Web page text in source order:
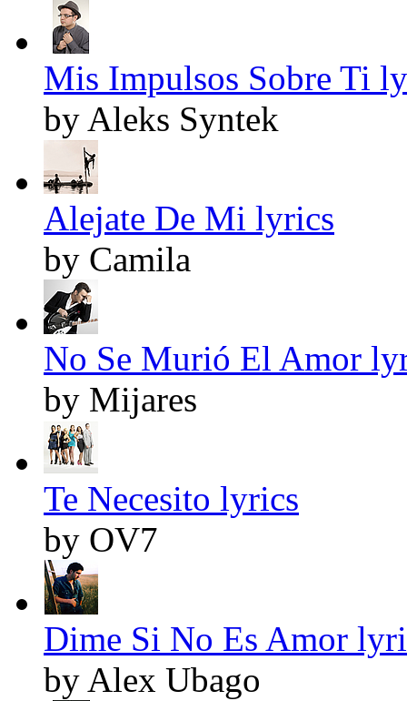
Mis Impulsos Sobre Ti
by Aleks Syntek
Alejate De Mi lyrics
by Camila
No Se Murió El Amor
by Mijares
Te Necesito lyrics
by OV7
Dime Si No Es Amor
by Alex Ubago